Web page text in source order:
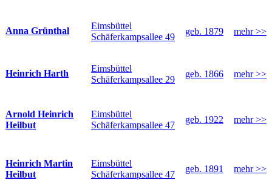
Anna Grünthal
Eimsbüttel
Schäferkampsallee 49
geb. 1879 mehr >>
Heinrich Harth
Eimsbüttel
Schäferkampsallee 29
geb. 1866 mehr >>
Arnold Heinrich
Heilbut
Eimsbüttel
Schäferkampsallee 47
geb. 1922 mehr >>
Heinrich Martin
Heilbut
Eimsbüttel
Schäferkampsallee 47
geb. 1891 mehr >>